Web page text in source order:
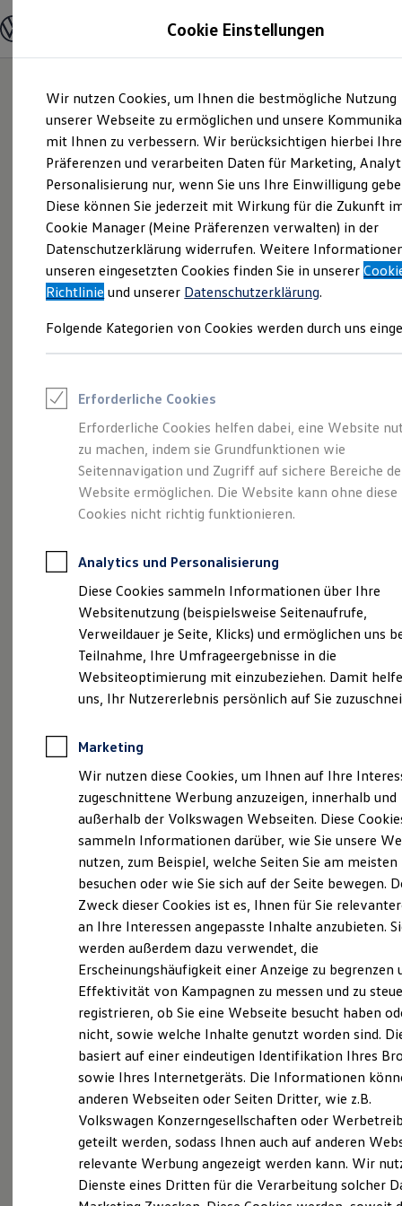
Hauptinhalt
springen
Footer
springen
Modelle und Konfigurator
Modelle vergleichen
Elektroautos
ENERGY Sondermodelle
Nutzfahrzeuge
SUV und CUV
Familienautos
Kombis
Kompaktwagen
Sportwagen
Schnell verfügbare Fahrzeuge
Angebote und Produkte
Aktuelle Angebote
E-Auto-Förderung
Volkswagen Marktplatz
Junge Gebrauchtwagen und Gebrauchtwagen
Saisonangebote
Leasing
Leasing-Angebote
Gebrauchtwagen Leasing
Junge Gebrauchtwagen-Leasing
Elektroauto Leasing
Kleinwagen-Leasing
Leasing ohne Anzahlung
Autokredit mit Schlussrate
Versicherungen und Garantien
Kfz-Versicherung
Restschuldversicherungen
Garantien
Wartungsverträge
Geschäftskunden
Professional Class bei Volkswagen
Großkunden
Behörden
Anpfiff zum Gewinn
Elektroautos
ID. Tutorials
Elektrofahrzeugkonzepte
Reichweite
Reichweite der ID. Modelle
Reichweite im Winter
Laden
Laden unterwegs
Laden Zuhause
Ladezeitensimulator
Batterie
Sicherheit
Garantie und Lebensdauer
Nachhaltigkeit
Technologie
Kosten und Kauf
Verbrauchskosten
Kaufoptionen
E-Auto-Förderung
Software und Konnektivität
Die ID. Software 6
ID. Software Versionen und Updates
Digitale Extras
Schnittstellen zu Ihrem ID.
So geht neu.
Entdecken Sie jetzt
den neuen ID.3 Neo!
(Impressum & Rechtliches)
Probefahrt vereinbaren
Fahrzeugangebot anfordern
Serviceanfrage stellen
Cookie Einstellungen
Wir nutzen Cookies, um Ihnen die bestmögliche Nutzung
unserer Webseite zu ermöglichen und unsere
mit Ihnen zu verbessern. Wir berücksichtigen hierbei Ihre
Präferenzen und verarbeiten Daten für Marketing,
Personalisierung nur, wenn Sie uns Ihre Einwilligung
Diese können Sie jederzeit mit Wirkung für die Zukunft
Cookie Manager (Meine Präferenzen verwalten) in der
Datenschutzerklärung widerrufen. Weitere
unseren eingesetzten Cookies finden Sie in unserer
Richtlinie und unserer Datenschutzerklärung.
Folgende Kategorien von Cookies werden durch uns
Erforderliche Cookies
Erforderliche Cookies helfen dabei, eine Website
zu machen, indem sie Grundfunktionen wie
Seitennavigation und Zugriff auf sichere Bereiche
Website ermöglichen. Die Website kann ohne diese
Cookies nicht richtig funktionieren.
Analytics und Personalisierung
Diese Cookies sammeln Informationen über Ihre
Websitenutzung (beispielsweise Seitenaufrufe,
Verweildauer je Seite, Klicks) und ermöglichen uns
Teilnahme, Ihre Umfrageergebnisse in die
Websiteoptimierung mit einzubeziehen. Damit
uns, Ihr Nutzererlebnis persönlich auf Sie
Marketing
Wir nutzen diese Cookies, um Ihnen auf Ihre
zugeschnittene Werbung anzuzeigen, innerhalb und
außerhalb der Volkswagen Webseiten. Diese
sammeln Informationen darüber, wie Sie unsere
nutzen, zum Beispiel, welche Seiten Sie am meisten
besuchen oder wie Sie sich auf der Seite bewegen.
Zweck dieser Cookies ist es, Ihnen für Sie
an Ihre Interessen angepasste Inhalte anzubieten.
werden außerdem dazu verwendet, die
Erscheinungshäufigkeit einer Anzeige zu begrenzen
Effektivität von Kampagnen zu messen und zu
registrieren, ob Sie eine Webseite besucht haben
nicht, sowie welche Inhalte genutzt worden sind.
basiert auf einer eindeutigen Identifikation Ihres
sowie Ihres Internetgeräts. Die Informationen
anderen Webseiten oder Seiten Dritter, wie z.B.
Volkswagen Konzerngesellschaften oder
geteilt werden, sodass Ihnen auch auf anderen
relevante Werbung angezeigt werden kann. Wir
Dienste eines Dritten für die Verarbeitung solcher